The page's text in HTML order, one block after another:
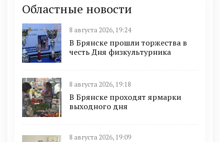
Областные новости
8 августа 2026, 19:24
В Брянске прошли торжества в
честь Дня физкультурника
8 августа 2026, 19:18
В Брянске проходят ярмарки
выходного дня
8 августа 2026, 19:09